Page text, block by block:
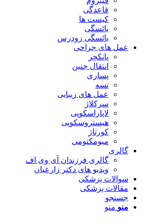
قاعدگی
کیست ها
یائسگی
یائسگی زودرس
عمل های جراحی
پانکچر
انتقال جنین
پساری
تسه
عمل های زیبایی
سرکلاژ
لاپاراسکوپی
هیستروسکوپی
کورتاژ
میومکتومی
گالری
گالری فرزندان آی وی اف
ویدیو های دکتر زارعیان
سوالات پزشکی
مقالات پزشکی
جستجو
منو منو